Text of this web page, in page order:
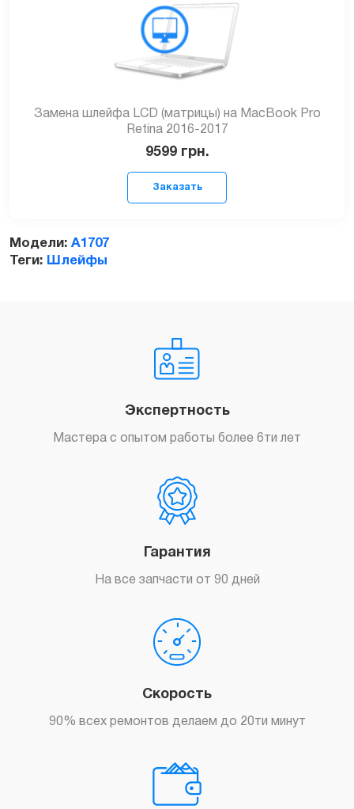
Замена шлейфа LCD (матрицы) на MacBook Pro
Retina 2016-2017
9599 грн.
Модели: A1707
Теги: Шлейфы
Экспертность
Мастера с опытом работы более 6ти лет
Гарантия
На все запчасти от 90 дней
Скорость
90% всех ремонтов делаем до 20ти минут